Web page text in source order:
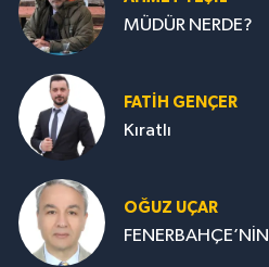
MÜDÜR NERDE?
FATIH GENÇER
Kıratlı
OĞUZ UÇAR